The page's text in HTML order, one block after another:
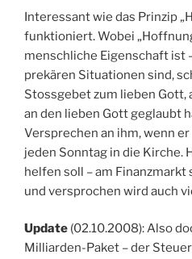
Interessant wie das Prinzip
funktioniert. Wobei
menschliche Eigenschaft ist
prekären Situationen sind,
Stossgebet zum lieben Gott,
an den lieben Gott geglaubt
Versprechen an ihm, wenn
jeden Sonntag in die Kirche.
helfen soll – am
und versprochen wird auch
Update (02.10.2008): Also
Milliarden-Paket – der